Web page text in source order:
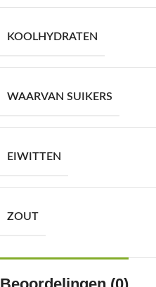
KOOLHYDRATEN
WAARVAN SUIKERS
EIWITTEN
ZOUT